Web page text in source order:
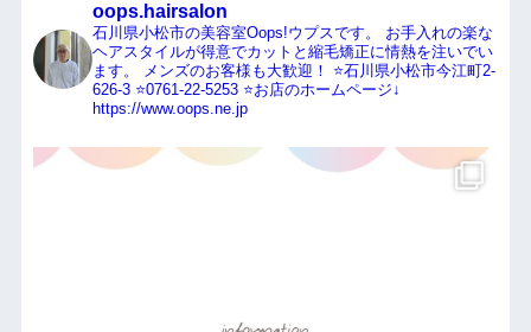
oops.hairsalon
石川県小松市の美容室Oops!ウプスです。
お手入れの楽な
ヘアスタイルが得意でカットと縮毛矯正に情熱を注いでい
ます。
メンズのお客様も大歓迎！
⭐️石川県小松市今江町2-
626-3⭐️0761-22-5253⭐️お店のホームページ↓
https://www.oops.ne.jp